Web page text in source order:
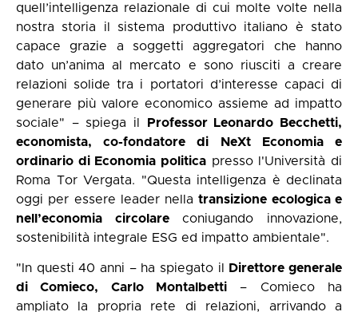
quell’intelligenza relazionale di cui molte volte nella
nostra storia il sistema produttivo italiano è stato
capace grazie a soggetti aggregatori che hanno
dato un’anima al mercato e sono riusciti a creare
relazioni solide tra i portatori d’interesse capaci di
generare più valore economico assieme ad impatto
sociale" – spiega il
Professor Leonardo Becchetti,
economista, co-fondatore di NeXt Economia e
ordinario di Economia politica presso l'Università di
Roma Tor Vergata. "Questa intelligenza è declinata
oggi per essere leader nellatransizione ecologica e
nell’economia circolareconiugando innovazione,
sostenibilità integrale ESG ed impatto ambientale".
"In questi 40 anni – ha spiegato il
Direttore generale
di Comieco, Carlo Montalbetti – Comieco ha
ampliato la propria rete di relazioni, arrivando a